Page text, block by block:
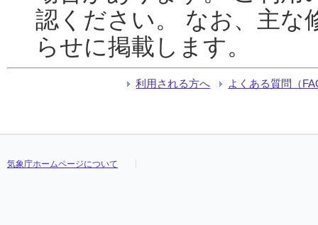
認ください。 なお、主な
らせに掲載します。
利用される方へ よくある質問（
気象庁ホームページについて